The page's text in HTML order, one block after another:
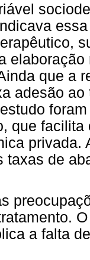
que a
adesão
que
privada.
taxas de
a falta